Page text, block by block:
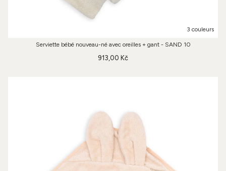
3 couleurs
Serviette bébé nouveau-né avec oreilles + gant - SAND 10
913,00 Kč